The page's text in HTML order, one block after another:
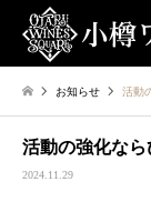
お知らせ 活動
活動の強化な
2024.11.29